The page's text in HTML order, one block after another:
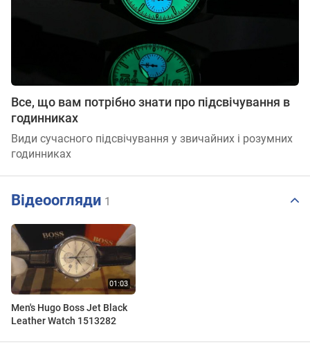
Все, що вам потрібно знати про підсвічування в
годинниках
Види сучасного підсвічування у звичайних і розумних
годинниках
Відеоогляди 1
Men's Hugo Boss Jet Black
Leather Watch 1513282